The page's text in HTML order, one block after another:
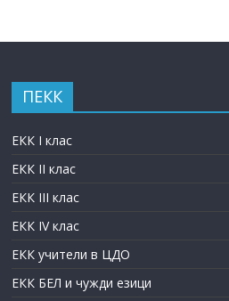
ПЕКК
ЕКК I клас
ЕКК II клас
ЕКК III клас
ЕКК IV клас
ЕКК учители в ЦДО
ЕКК БЕЛ и чужди езици